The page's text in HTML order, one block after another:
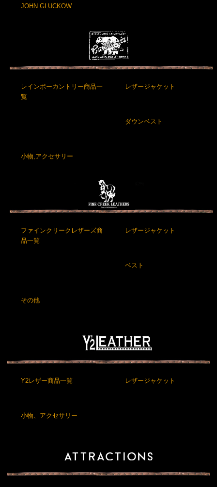
JOHN GLUCKOW
レインボーカントリー商品一
覧
レザージャケット
ダウンベスト
小物,アクセサリー
ファインクリークレザーズ商
品一覧
レザージャケット
ベスト
その他
Y2レザー商品一覧 レザージャケット
小物、アクセサリー